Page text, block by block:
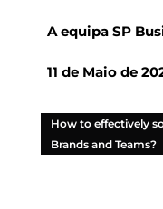
A equipa SP
11 de Maio de
How to effectively
Brands and Teams?